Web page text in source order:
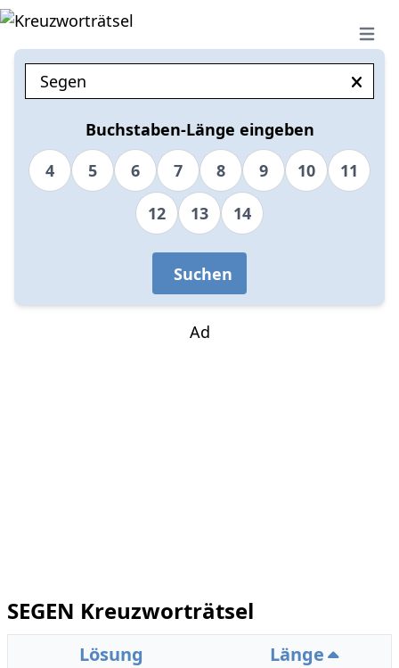
Open
Buchstaben-Länge eingeben
4
5 6 7 8 9 10
11
12
13 14
Suchen
Ad
SEGEN Kreuzworträtsel
Lösung Länge